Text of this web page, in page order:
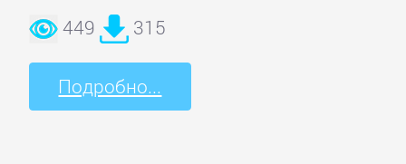
449 315
Подробно...
детективы
Детские
приключения